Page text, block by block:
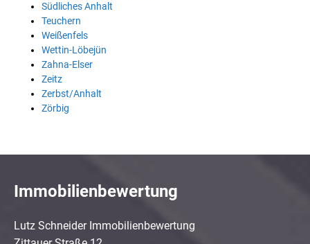
Südliches Anhalt
Teuchern
Weißenfels
Wettin-Löbejün
Zahna-Elser
Zeitz
Zerbst/Anhalt
Zörbig
Immobilienbewertung
Lutz Schneider Immobilienbewertung